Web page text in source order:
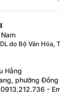
do Bộ Văn Hóa,
Hằng
phường Đống
-